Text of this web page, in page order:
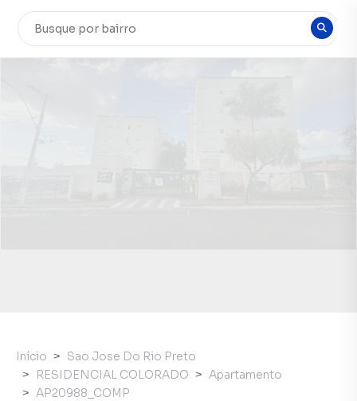
Início
Sao Jose Do Rio Preto
RESIDENCIAL COLORADO
Apartamento
AP20988_COMP